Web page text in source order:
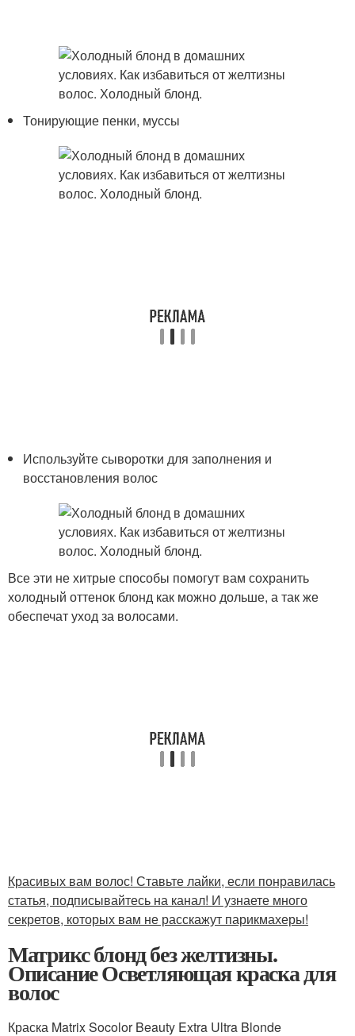
Тонирующие пенки, муссы
Используйте сыворотки для заполнения и
восстановления волос
Все эти не хитрые способы помогут вам сохранить
холодный оттенок блонд как можно дольше, а так же
обеспечат уход за волосами.
Красивых вам волос! Ставьте лайки, если понравилась
статья, подписывайтесь на канал! И узнаете много
секретов, которых вам не расскажут парикмахеры!
Матрикс блонд без желтизны.
Описание Осветляющая краска для
волос
Краска Matrix Socolor Beauty Extra Ultra Blonde